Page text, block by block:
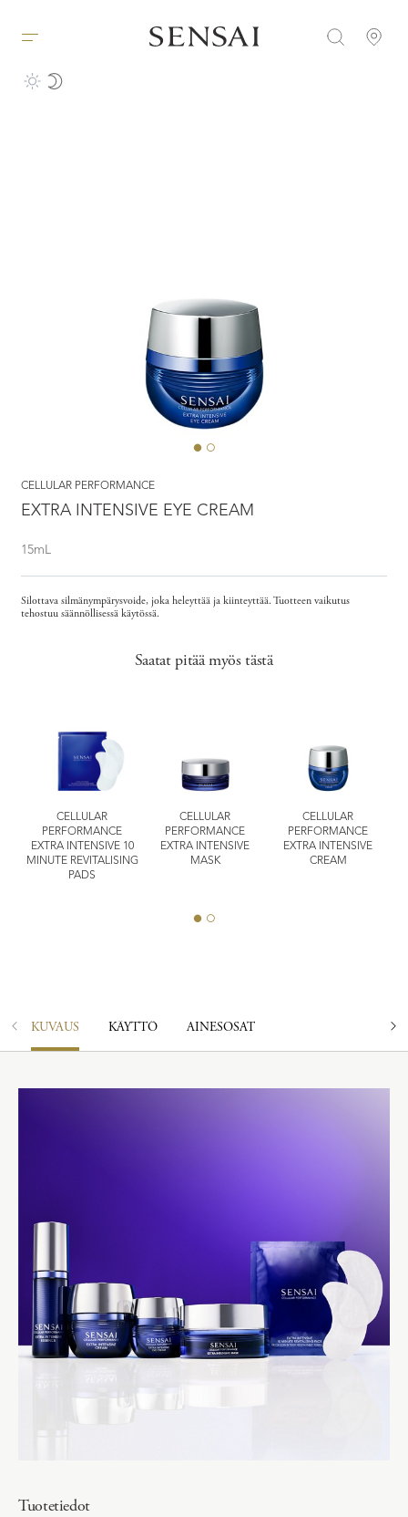
CELLULAR PERFORMANCE
EXTRA INTENSIVE EYE CREAM
15mL
Silottava silmänympärysvoide, joka heleyttää ja kiinteyttää. Tuotteen vaikutus
tehostuu säännöllisessä käytössä.
Saatat pitää myös tästä
CELLULAR
PERFORMANCE
EXTRA INTENSIVE 10
MINUTE REVITALISING
PADS
CELLULAR
PERFORMANCE
EXTRA INTENSIVE
MASK
CELLULAR
PERFORMANCE
EXTRA INTENSIVE
CREAM
KUVAUS KÄYTTÖ AINESOSAT
Tuotetiedot